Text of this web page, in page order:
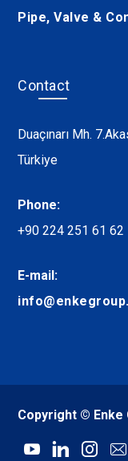
Pipe, Valve &
Contact
Duaçınarı Mh.
Türkiye
Phone:
+90 224 251 61 62
E-mail:
Copyright © Enke